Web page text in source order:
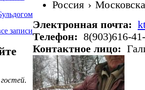
записи
.
Россия ›
Электронная почта:
Телефон: 8(903)616-
Контактное лицо: